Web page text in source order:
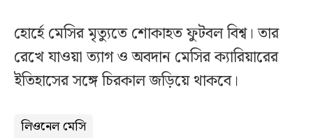
হোর্হে মেসির মৃত্যুতে শোকাহত ফুটবল বিশ্ব। তার
রেখে যাওয়া ত্যাগ ও অবদান মেসির ক্যারিয়ারের
ইতিহাসের সঙ্গে চিরকাল জড়িয়ে থাকবে।
লিওনেল মেসি